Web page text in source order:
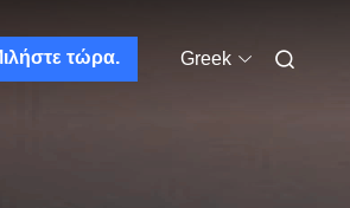
τώρα. Greek